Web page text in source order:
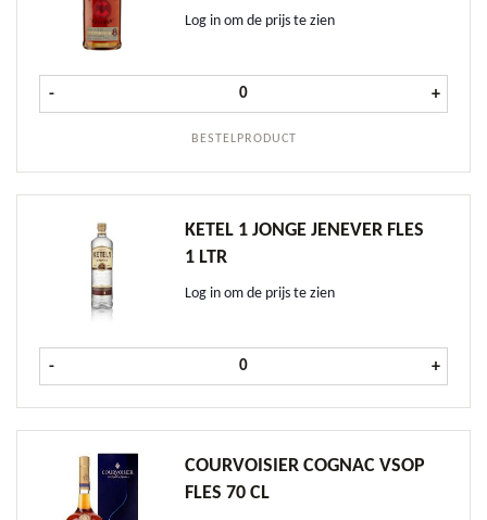
Log in om de prijs te zien
BESTELPRODUCT
- Bacardi Reserva 8 Anos 70cl aantal
+
KETEL 1 JONGE JENEVER FLES
1 LTR
Log in om de prijs te zien
- Ketel 1 Jonge Jenever fles 1 ltr
+
COURVOISIER COGNAC VSOP
FLES 70 CL